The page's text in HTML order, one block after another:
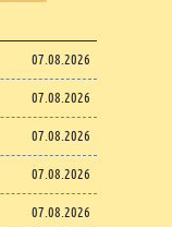
07.08.2026
07.08.2026
07.08.2026
07.08.2026
07.08.2026